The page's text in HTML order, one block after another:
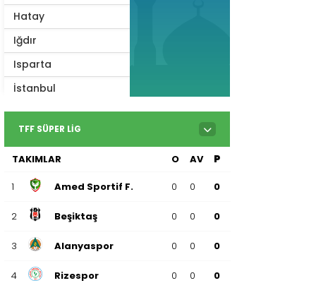
Hatay
Iğdır
Isparta
İstanbul
İzmir
Kahramanmaraş
Karabük
Karaman
Kars
Kayseri
Kilis
TFF SÜPER LIG
TAKIMLAR O AV P
1 Amed Sportif F. 0 0 0
2 Beşiktaş 0 0 0
3 Alanyaspor 0 0 0
4 Rizespor 0 0 0